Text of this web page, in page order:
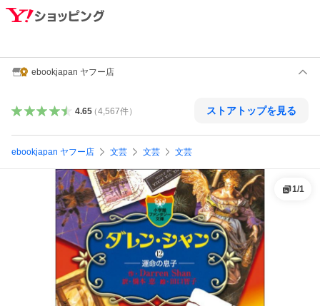
ebookjapan ヤフー店
4.65（4,567件） ストアトップを見る
ebookjapan ヤフー店 文芸 文芸 文芸
1/1